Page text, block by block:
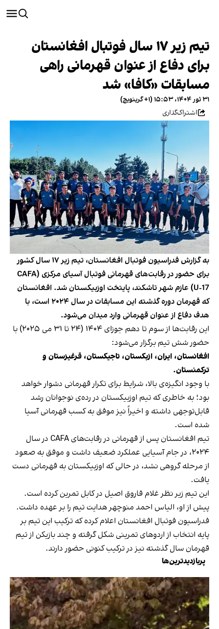
تیم زیر ۱۷ سال فوتبال افغانستان
برای دفاع از عنوان قهرمانی راهی
مسابقات «کافا» شد
۳۱ ثور ۱۴۰۴، ۱۵:۵۳ (‎+۱ گرینویچ)
اشتراک‌گذاری
به گزارش فدراسیون فوتبال افغانستان، تیم زیر ۱۷ سال کشور
برای حضور در رقابت‌های قهرمانی فوتبال آسیای مرکزی (CAFA
U-17) عازم شهر تاشکند، پایتخت اوزبیکستان شد. افغانستان
که قهرمان دوره گذشته این مسابقات در سال ۲۰۲۴ است، با
هدف دفاع از عنوان قهرمانی وارد میدان می‌شود.
این رقابت‌ها از سوم تا دهم جوزای ۱۴۰۴ (۲۴ تا ۳۱ می ۲۰۲۵) با
حضور شش تیم برگزار می‌شود:
افغانستان، ایران، ازبکستان، تاجیکستان، قرغیزستان و
ترکمنستان.
با وجود انگیزه‌ی بالا، شرایط برای تکرار قهرمانی دشوار خواهد
بود؛ به خاطری که تیم اوزبیکستان در رده‌ی نوجوانان رشد
قابل‌توجهی داشته و اخیراً نیز موفق به کسب قهرمانی آسیا
شده است.
تیم افغانستان پس از قهرمانی در رقابت‌های CAFA در سال
۲۰۲۴، در جام آسیایی عملکرد ضعیف داشت و موفق به صعود
از مرحله گروهی نشد، در حالی که اوزبیکستان به قهرمانی دست
یافت.
این تیم زیر نظر غلام فاروق اصیل در کابل تمرین کرده است.
پیش از او، الیاس احمد منوچهر هدایت تیم را بر عهده داشت.
فدراسیون فوتبال افغانستان اعلام کرده که ترکیب این تیم بر
پایه انتخاب از اردوهای تمرینی شکل گرفته و چند بازیکن از تیم
قهرمان سال گذشته نیز در ترکیب کنونی حضور دارند.
پربازدیدترین‌ها